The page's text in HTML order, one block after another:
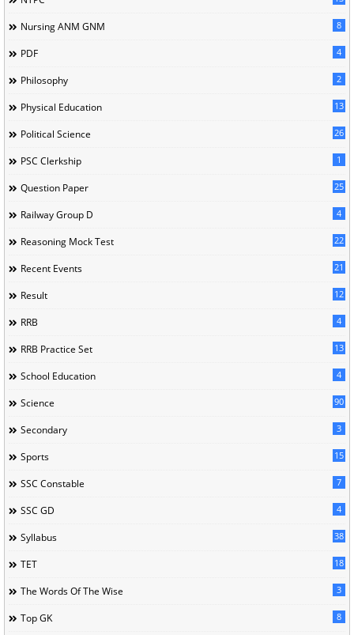
Nursing ANM GNM 8
PDF 4
Philosophy 2
Physical Education 13
Political Science 26
PSC Clerkship 1
Question Paper 25
Railway Group D 4
Reasoning Mock Test 22
Recent Events 21
Result 12
RRB 4
RRB Practice Set 13
School Education 4
Science 90
Secondary 3
Sports 15
SSC Constable 7
SSC GD 4
Syllabus 38
TET 18
The Words Of The Wise 3
Top GK 8